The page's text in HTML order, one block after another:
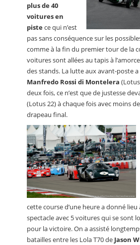
plus de 40
voitures en
pistece qui n’est
pas sans conséquence sur les
comme à la fin du premier tour de la
voitures sont allées au tapis à
des stands. La lutte aux avant-poste a
Manfredo Rossi di Montelera
deux fois, ce n’est que de justesse
(Lotus 22) à chaque fois avec moins
drapeau final.
cette course d’une heure a donné lieu
spectacle avec 5 voitures qui se sont
pour la victoire. On a assisté
batailles entre les Lola T70 de Jason